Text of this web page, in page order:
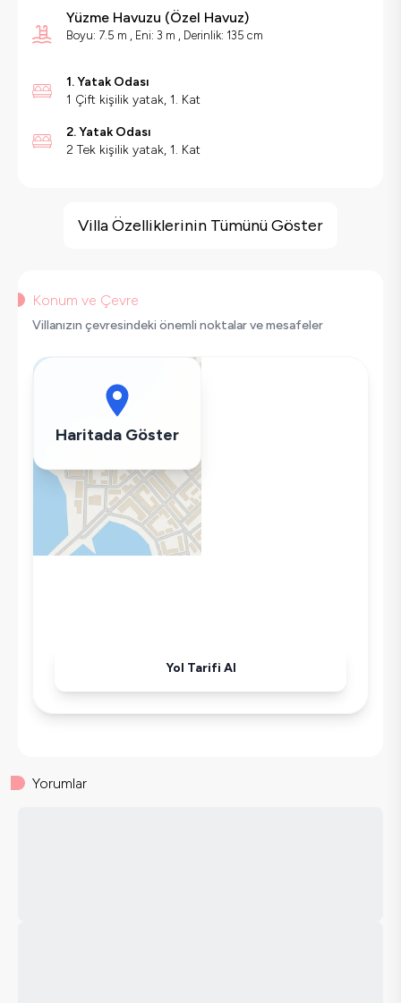
Yüzme Havuzu (Özel Havuz)
Boyu: 7.5 m , Eni: 3 m , Derinlik: 135 cm
1. Yatak Odası
1 Çift kişilik yatak, 1. Kat
2. Yatak Odası
2 Tek kişilik yatak, 1. Kat
Barbekü
Korunaklı Havuz
Saç Kurutma Makinası
Çamaşır Makinesi
Tost Makinesi
Mikrodalga
Kettle
Ütü
Villa Özelliklerinin Tümünü Göster
Konum ve Çevre
Villanızın çevresindeki önemli noktalar ve mesafeler
Haritada Göster
Yol Tarifi Al
Yorumlar